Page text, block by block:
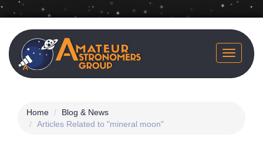
to
main
content
Toggle
Home
Blog & News
Articles Related to "mineral moon"